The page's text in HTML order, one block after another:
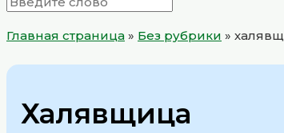
Главная страница » Без рубрики »
Халявщица